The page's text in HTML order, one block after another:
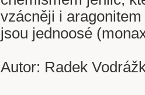
vzácněji i
jsou jednoosé
Autor: Radek